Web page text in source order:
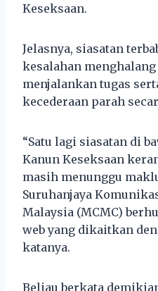
Keseksaan.
Jelasnya, siasatan
kesalahan
menjalankan tugas
kecederaan parah
“Satu lagi siasatan di
Kanun Keseksaan
masih menunggu
Suruhanjaya
Malaysia (MCMC)
web yang dikaitkan
katanya.
Beliau berkata